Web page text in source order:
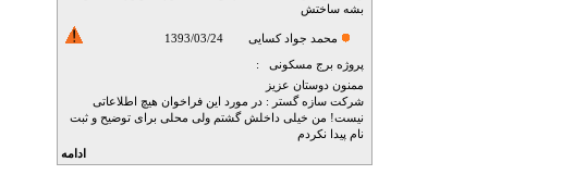
بشه ساختش
محمد جواد کسایی 1393/03/24
پروژه برج مسکونی :
ممنون دوستان عزیز
شرکت سازه گستر : در مورد این فراخوان هیچ اطلاعاتی
نیست! من خیلی داخلش گشتم ولی محلی برای توضیح و ثبت
نام پیدا نکردم
ادامه